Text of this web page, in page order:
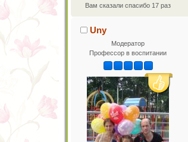
Вам сказали спасибо 17 раз
Uny
Модератор
Профессор в воспитании